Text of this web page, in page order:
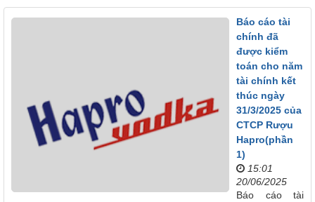
Báo cáo tài
chính đã
được kiểm
toán cho năm
tài chính kết
thúc ngày
31/3/2025 của
CTCP Rượu
Hapro(phần
1)
15:01
20/06/2025
Báo cáo tài